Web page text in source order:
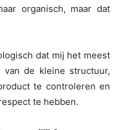
organisch, maar dat
dat mij het meest
de kleine structuur,
te controleren en
te hebben.